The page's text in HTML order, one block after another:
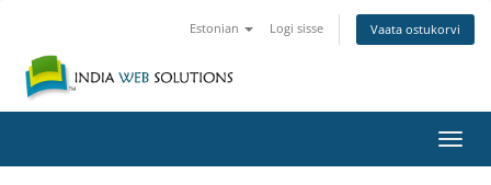
Estonian Logi sisse Vaata ostukorvi